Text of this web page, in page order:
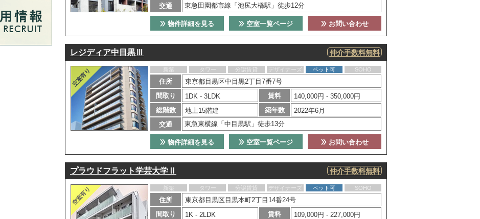
交通
東急田園都市線「池尻大橋駅」徒歩12分
お問い合わせ
空室一覧ページ
物件詳細を見る
レジディア中目黒Ⅲ 仲介手数料無料
新築 タワー 分譲賃貸 デザイナーズ ペット可 SOHO
住所
東京都目黒区中目黒2丁目7番7号
間取り
1DK - 3LDK 賃料
140,000円 - 350,000円
総階数
地上15階建 築年数
2022年6月
交通
東急東横線「中目黒駅」徒歩13分
お問い合わせ
空室一覧ページ
物件詳細を見る
プラウドフラット学芸大学Ⅱ 仲介手数料無料
新築 タワー 分譲賃貸 デザイナーズ ペット可 SOHO
住所
東京都目黒区目黒本町2丁目14番24号
間取り
1K - 2LDK 賃料
109,000円 - 227,000円